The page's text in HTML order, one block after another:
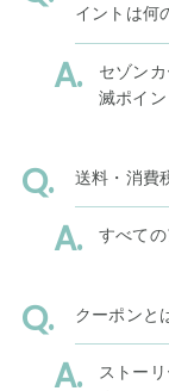
イントは何
セゾン
滅ポイ
送料・消費
すべて
クーポンと
ストー